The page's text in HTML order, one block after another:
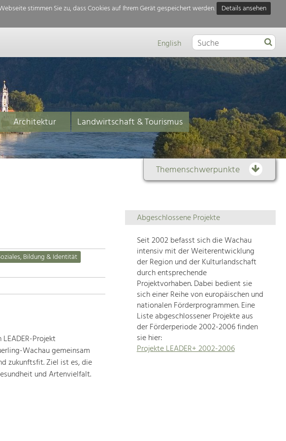
stimmen Sie zu, dass Cookies auf Ihrem Gerät gespeichert werden.
Details ansehen
English
Architektur
Landwirtschaft & Tourismus
Themenschwerpunkte
Themenübersicht
Die
Regionalentwicklung
in
unserer
Region
ist
sehr
vielfältig.
Deshalb
geben
wir
hier
Bildung & Identität
Projekt
Wachau gemeinsam
zukunftsfit. Ziel ist es, die
und Artenvielfalt.
Abgeschlossene Projekte
Seit 2002 befasst sich die Wachau
intensiv mit der Weiterentwicklung
der Region und der Kulturlandschaft
durch entsprechende
Projektvorhaben. Dabei bedient sie
sich einer Reihe von europäischen und
nationalen Förderprogrammen. Eine
Liste abgeschlossener Projekte aus
der Förderperiode 2002-2006 finden
sie hier:
Projekte LEADER+ 2002-2006